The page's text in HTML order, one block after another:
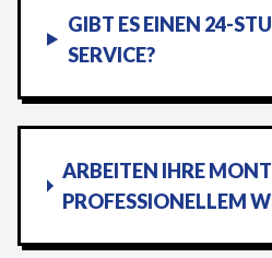
GIBT ES EINEN 24-
SERVICE?
ARBEITEN IHRE
PROFESSIONELLEM